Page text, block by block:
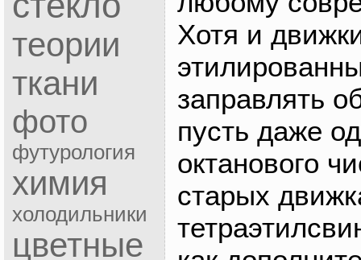
теории
ткани
фото
футурология
химия
холодильники
цветные
Хотя и
заправлять
пусть даже
октанового
старых